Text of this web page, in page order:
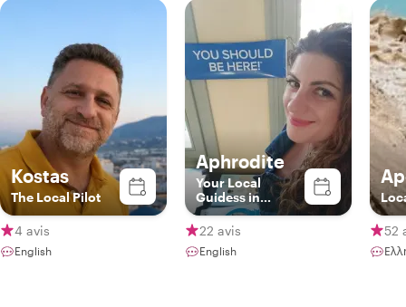
Kostas
The Local Pilot
4 avis
English
Aphrodite
Your Local
Guidess in
Santorini
22 avis
English
52